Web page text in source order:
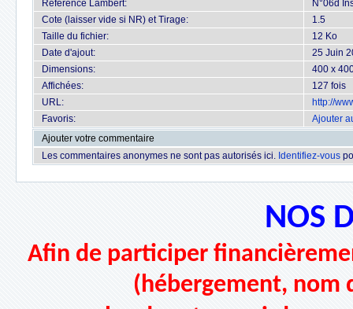
Référence Lambert:
N°06d
Cote (laisser vide si NR) et Tirage:
1.5
Taille du fichier:
12 Ko
Date d'ajout:
25 Juin
Dimensions:
400 x
Affichées:
127 fois
URL:
http://
Favoris:
Ajouter
Ajouter votre commentaire
Les commentaires anonymes ne sont pas autorisés ici. Identifiez-vous
NOS
Afin de participer
(hébergement,